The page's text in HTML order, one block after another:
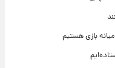
بازی هستیم